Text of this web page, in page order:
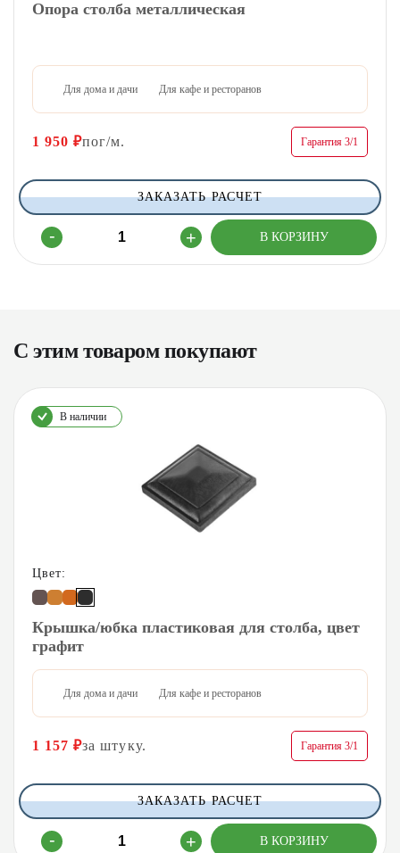
Опора столба металлическая
Для дома и дачи Для кафе и ресторанов
1 950 ₽пог/м. Гарантия 3/1
ЗАКАЗАТЬ РАСЧЕТ
С этим товаром покупают
В наличии
Цвет:
Крышка/юбка пластиковая для столба, цвет
графит
Для дома и дачи Для кафе и ресторанов
1 157 ₽за штуку. Гарантия 3/1
ЗАКАЗАТЬ РАСЧЕТ